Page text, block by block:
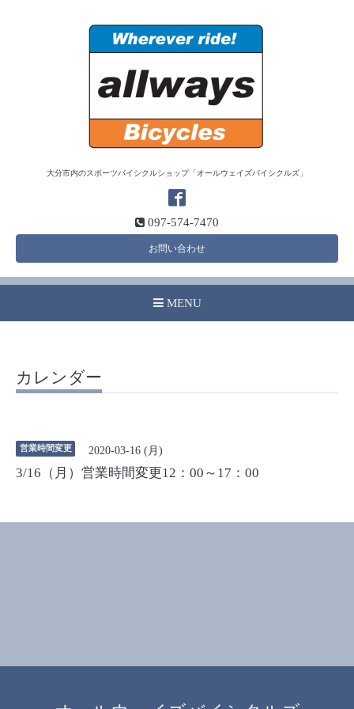
大分市内のスポーツバイシクルショップ「オールウェイズバイシクルズ」
097-574-7470
お問い合わせ
MENU
カレンダー
営業時間変更 2020-03-16 (月)
3/16（月）営業時間変更12：00～17：00